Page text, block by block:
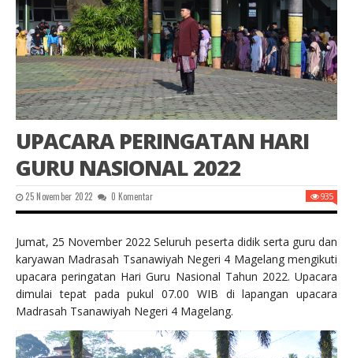
UPACARA PERINGATAN HARI
GURU NASIONAL 2022
25 November 2022 0 Komentar 935
Jumat, 25 November 2022 Seluruh peserta didik serta guru dan
karyawan Madrasah Tsanawiyah Negeri 4 Magelang mengikuti
upacara peringatan Hari Guru Nasional Tahun 2022. Upacara
dimulai tepat pada pukul 07.00 WIB di lapangan upacara
Madrasah Tsanawiyah Negeri 4 Magelang.